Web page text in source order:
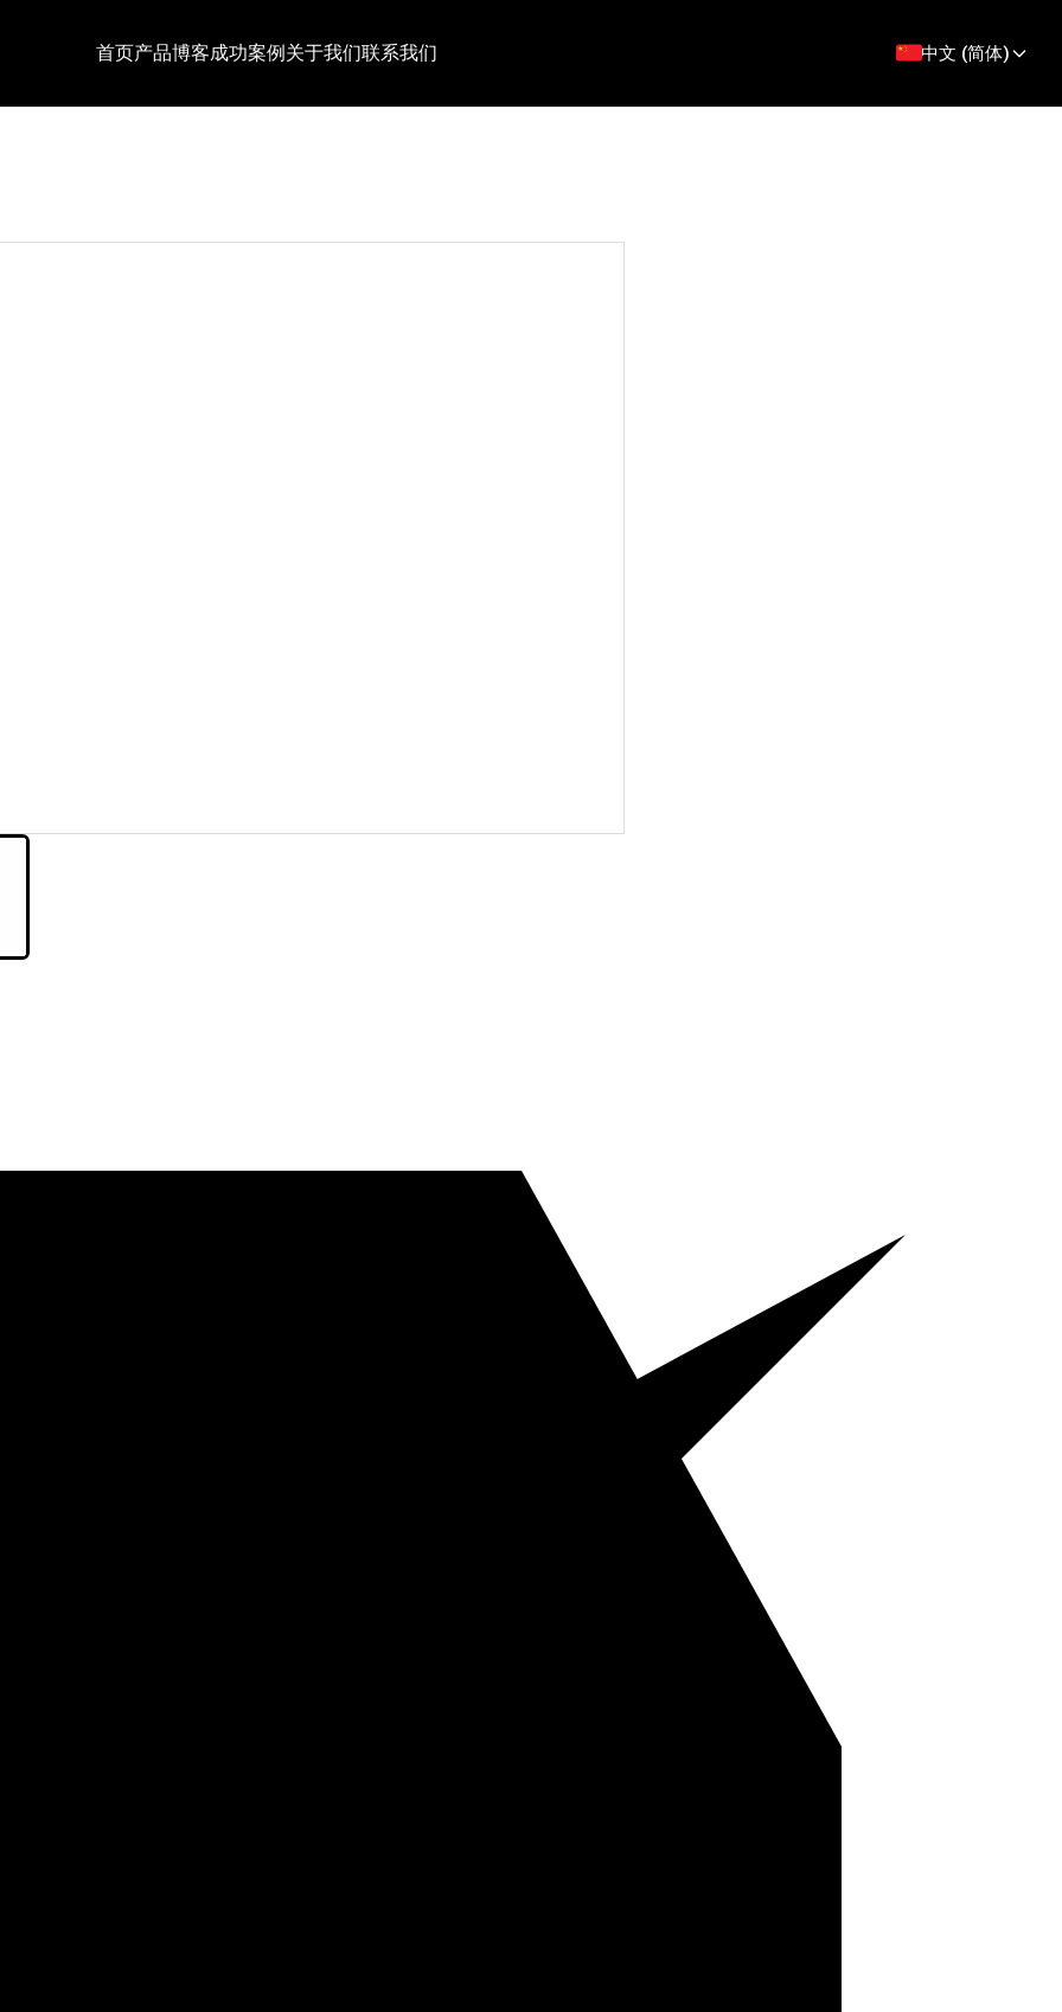
首页产品博客成功案例关于我们联系我们 中文 (简体)